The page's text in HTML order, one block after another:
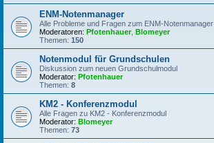
ENM-Notenmanager
Alle Probleme und Fragen zum ENM-Notenmanager
Moderatoren: Pfotenhauer, Blomeyer
Themen: 150
Notenmodul für Grundschulen
Diskussion zum neuen Grundschulmodul
Moderator: Pfotenhauer
Themen: 8
KM2 - Konferenzmodul
Alle Fragen zu KM2 - Konferenzmodul
Moderator: Blomeyer
Themen: 73